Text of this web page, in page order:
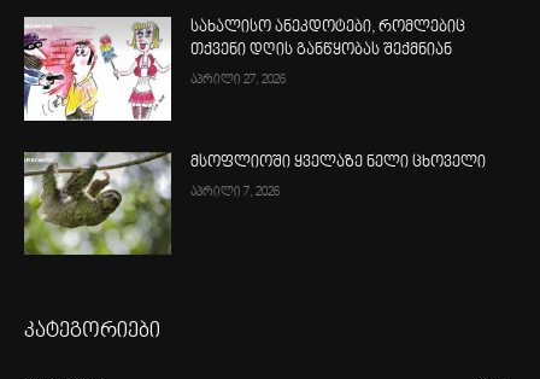
სახალისო ანეკდოტები, რომლებიც
თქვენი დღის განწყობას შექმნიან
აპრილი 27, 2026
მსოფლიოში ყველაზე ნელი ცხოველი
აპრილი 7, 2026
კატეგორიები